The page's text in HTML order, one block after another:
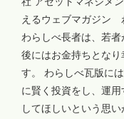
えるウェブマガジン
わらしべ長者は、若
後にはお金持ちとな
す。 わらしべ瓦版に
に賢く投資をし、運
してほしいという思